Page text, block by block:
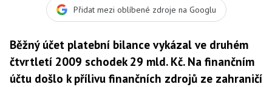
Přidat mezi oblíbené zdroje na Googlu
Běžný účet platební bilance vykázal ve druhém
čtvrtletí 2009 schodek 29 mld. Kč. Na finančním
účtu došlo k přílivu finančních zdrojů ze zahraničí